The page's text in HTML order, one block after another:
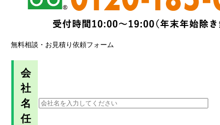
無料相談・お見積り依頼フォーム
会
社
名
任